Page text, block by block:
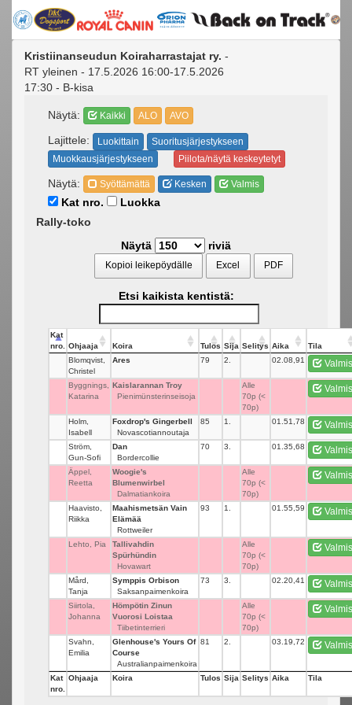
Kristiinanseudun Koiraharrastajat ry. -
RT yleinen - 17.5.2026 16:00-17.5.2026
17:30 - B-kisa
Näytä: Kaikki ALO AVO
Lajittele: Luokittain
Suoritusjärjestykseen
Muokkausjärjestykseen
Piilota/näytä keskeytetyt
Näytä: Syöttämättä Kesken Valmis
Kat nro.
Luokka
Rally-toko
Näytä
riviä
Kopioi leikepöydälle Excel PDF
Etsi kaikista kentistä:
Kat
nro.
Ohjaaja Koira Tulos Sija Selitys Aika
Tila
Blomqvist,
Christel
Ares 79 2. 02.08,91 Valmis
Byggnings,
Katarina
Kaislarannan Troy
Pienimünsterinseisoja
Alle
70p (<
70p)
Valmis
Holm,
Isabell
Foxdrop's Gingerbell
Novascotiannoutaja
85 1. 01.51,78 Valmis
Ström,
Gun-Sofi
Dan
Bordercollie
70 3. 01.35,68 Valmis
Äppel,
Reetta
Woogie's
Blumenwirbel
Dalmatiankoira
Alle
70p (<
70p)
Valmis
Haavisto,
Riikka
Maahismetsän Vain
Elämää
Rottweiler
93 1. 01.55,59 Valmis
Lehto, Pia
Tallivahdin
Spürhündin
Hovawart
Alle
70p (<
70p)
Valmis
Mård,
Tanja
Symppis Orbison
Saksanpaimenkoira
73 3. 02.20,41 Valmis
Siirtola,
Johanna
Hömpötin Zinun
Vuorosi Loistaa
Tiibetinterrieri
Alle
70p (<
70p)
Valmis
Svahn,
Emilia
Glenhouse's Yours Of
Course
Australianpaimenkoira
81 2. 03.19,72 Valmis
Kat
nro.
Ohjaaja Koira Tulos Sija Selitys Aika Tila